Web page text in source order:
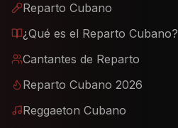
Reparto Cubano
¿Qué es el Reparto Cubano?
Cantantes de Reparto
Reparto Cubano 2026
Reggaeton Cubano